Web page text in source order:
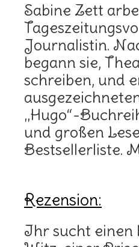
Sabine Zett
Journalistin.
begann sie,
schreiben, und
„Hugo“-
und großen
Bestsellerliste.
Rezension:
Ihr sucht einen